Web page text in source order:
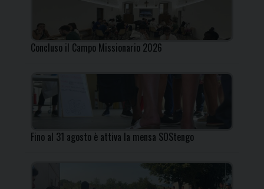
Concluso il Campo Missionario 2026
Fino al 31 agosto è attiva la mensa SOStengo